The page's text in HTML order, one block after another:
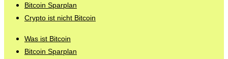
Bitcoin Sparplan
Crypto ist nicht Bitcoin
Was ist Bitcoin
Bitcoin Sparplan